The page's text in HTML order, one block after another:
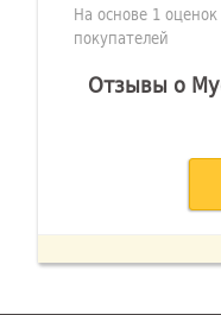
На основе 1 оценок
покупателей
Отзывы о